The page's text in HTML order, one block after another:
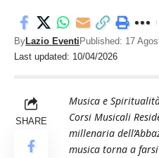
Last updated: 10/04/2026
ByLazio Eventi Published: 17
SHARE
Musica e
Corsi Musicali
millenaria
musica torna a